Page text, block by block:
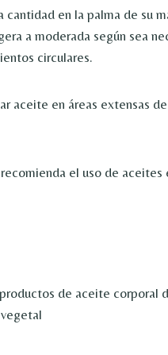
en la palma de su
a moderada según sea
circulares.
aceite en áreas extensas
el uso de aceites